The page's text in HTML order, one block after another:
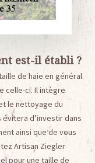
est-il établi ?
de haie en général
celle-ci. Il intègre
le nettoyage du
d’investir dans
ainsi que de vous
Artisan Ziegler
pour une taille de